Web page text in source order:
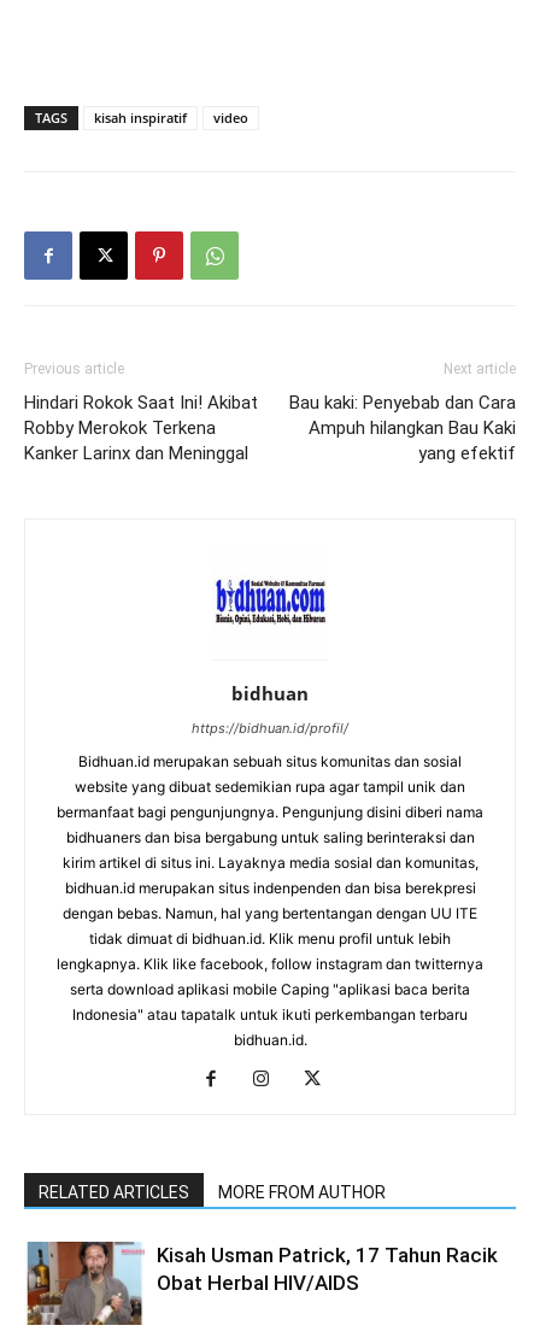
TAGS kisah inspiratif video
Previous article
Hindari Rokok Saat Ini! Akibat
Robby Merokok Terkena
Kanker Larinx dan Meninggal
Next article
Bau kaki: Penyebab dan Cara
Ampuh hilangkan Bau Kaki
yang efektif
bidhuan
https://bidhuan.id/profil/
Bidhuan.id merupakan sebuah situs komunitas dan sosial
website yang dibuat sedemikian rupa agar tampil unik dan
bermanfaat bagi pengunjungnya. Pengunjung disini diberi nama
bidhuaners dan bisa bergabung untuk saling berinteraksi dan
kirim artikel di situs ini. Layaknya media sosial dan komunitas,
bidhuan.id merupakan situs indenpenden dan bisa berekpresi
dengan bebas. Namun, hal yang bertentangan dengan UU ITE
tidak dimuat di bidhuan.id. Klik menu profil untuk lebih
lengkapnya. Klik like facebook, follow instagram dan twitternya
serta download aplikasi mobile Caping "aplikasi baca berita
Indonesia" atau tapatalk untuk ikuti perkembangan terbaru
bidhuan.id.
RELATED ARTICLES MORE FROM AUTHOR
Kisah Usman Patrick, 17 Tahun Racik
Obat Herbal HIV/AIDS